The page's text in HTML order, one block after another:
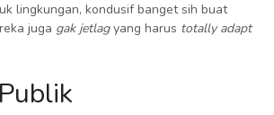
lingkungan, kondusif banget sih buat
juga gak jetlagyang harus totally adapt